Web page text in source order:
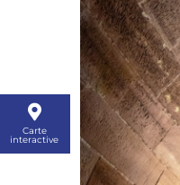
Carte
interactive